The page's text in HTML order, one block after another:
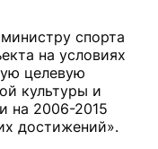
спорта
на условиях
целевую
культуры и
на 2006-2015
достижений».